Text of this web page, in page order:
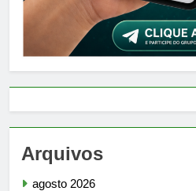
Arquivos
agosto 2026